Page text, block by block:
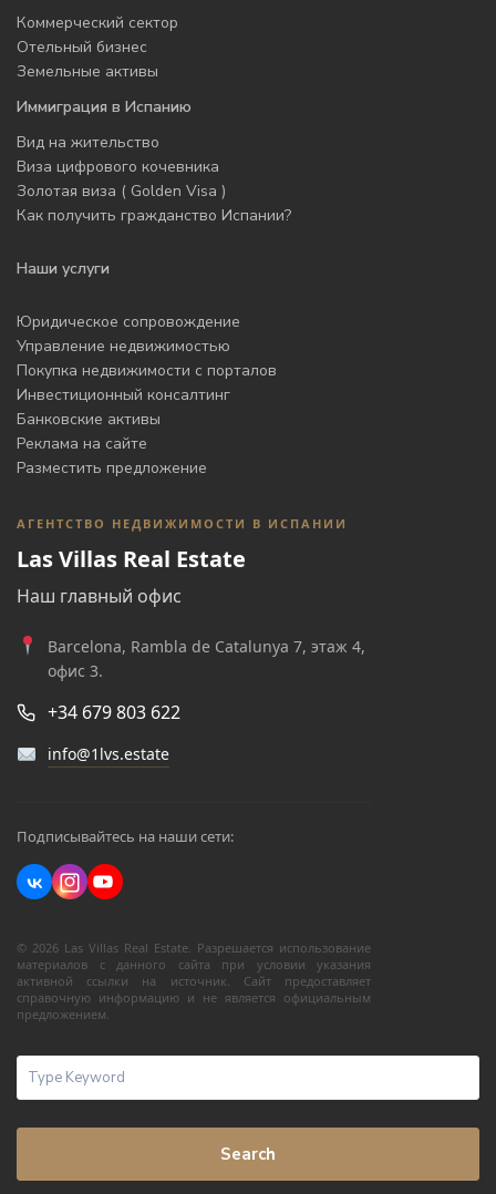
Коммерческий сектор
Отельный бизнес
Земельные активы
Иммиграция в Испанию
Вид на жительство
Виза цифрового кочевника
Золотая виза ( Golden Visa )
Как получить гражданство Испании?
Наши услуги
Юридическое сопровождение
Управление недвижимостью
Покупка недвижимости с порталов
Инвестиционный консалтинг
Банковские активы
Реклама на сайте
Разместить предложение
АГЕНТСТВО НЕДВИЖИМОСТИ В ИСПАНИИ
Las Villas Real Estate
Наш главный офис
Barcelona, Rambla de Catalunya 7, этаж 4,
офис 3.
+34 679 803 622
info@1lvs.estate
Подписывайтесь на наши сети:
© 2026 Las Villas Real Estate. Разрешается использование
материалов с данного сайта при условии указания
активной ссылки на источник. Сайт предоставляет
справочную информацию и не является официальным
предложением.
Search